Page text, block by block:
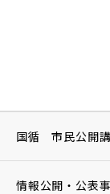
国循 市民公開
情報公開・公表